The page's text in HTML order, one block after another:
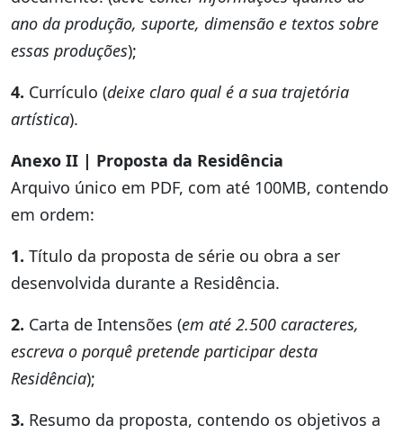
ano da produção, suporte, dimensão e textos sobre
essas produções);
4. Currículo (deixe claro qual é a sua trajetória
artística).
Anexo II | Proposta da Residência
Arquivo único em PDF, com até 100MB, contendo
em ordem:
1. Título da proposta de série ou obra a ser
desenvolvida durante a Residência.
2. Carta de Intensões (em até 2.500 caracteres,
escreva o porquê pretende participar desta
Residência);
3. Resumo da proposta, contendo os objetivos a